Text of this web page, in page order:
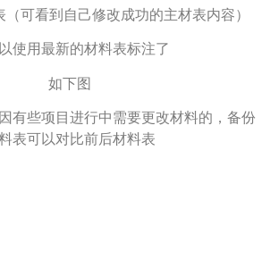
可看到自己修改成功的主材表内容）
使用最新的材料表标注了
如下图
有些项目进行中需要更改材料的，备份
表可以对比前后材料表